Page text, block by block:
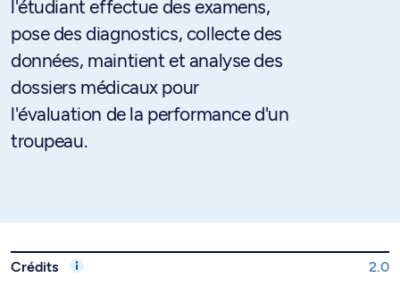
l'étudiant effectue des examens,
pose des diagnostics, collecte des
données, maintient et analyse des
dossiers médicaux pour
l'évaluation de la performance d'un
troupeau.
Crédits 2.0